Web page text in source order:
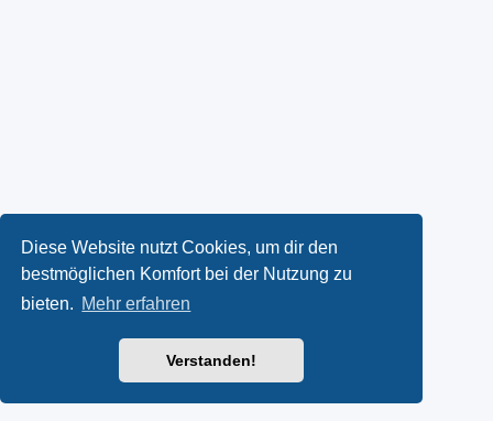
Diese Website nutzt Cookies, um dir den
bestmöglichen Komfort bei der Nutzung zu
bieten. Mehr erfahren
Verstanden!